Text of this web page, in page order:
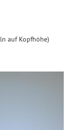
auf Kopfhöhe)